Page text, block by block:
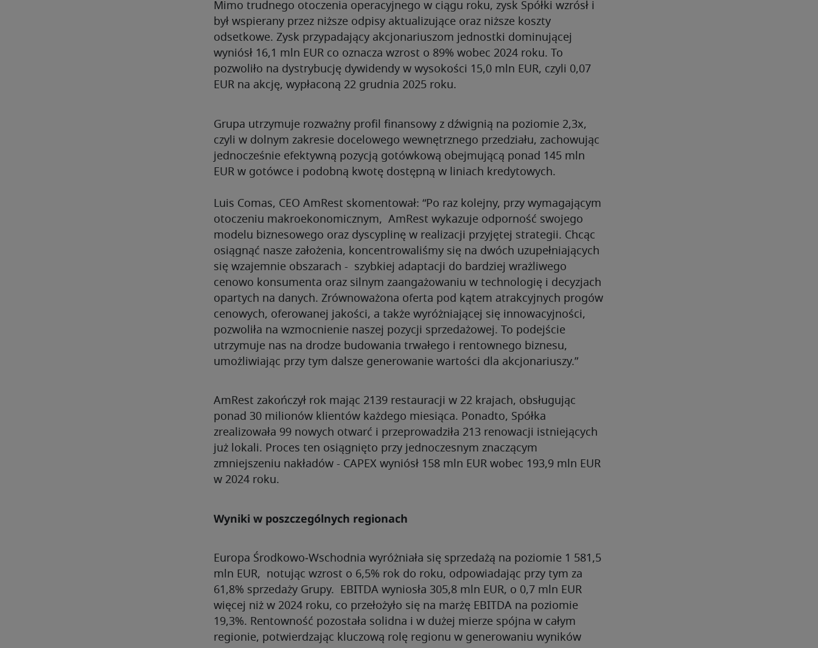
Mimo trudnego otoczenia operacyjnego w ciągu roku, zysk Spółki wzrósł i
był wspierany przez niższe odpisy aktualizujące oraz niższe koszty
odsetkowe. Zysk przypadający akcjonariuszom jednostki dominującej
wyniósł 16,1 mln EUR co oznacza wzrost o 89% wobec 2024 roku. To
pozwoliło na dystrybucję dywidendy w wysokości 15,0 mln EUR, czyli 0,07
EUR na akcję, wypłaconą 22 grudnia 2025 roku.
Grupa utrzymuje rozważny profil finansowy z dźwignią na poziomie 2,3x,
czyli w dolnym zakresie docelowego wewnętrznego przedziału, zachowując
jednocześnie efektywną pozycją gotówkową obejmującą ponad 145 mln
EUR w gotówce i podobną kwotę dostępną w liniach kredytowych.
Luis Comas, CEO AmRest skomentował: “Po raz kolejny, przy wymagającym
otoczeniu makroekonomicznym, AmRest wykazuje odporność swojego
modelu biznesowego oraz dyscyplinę w realizacji przyjętej strategii. Chcąc
osiągnąć nasze założenia, koncentrowaliśmy się na dwóch uzupełniających
się wzajemnie obszarach - szybkiej adaptacji do bardziej wrażliwego
cenowo konsumenta oraz silnym zaangażowaniu w technologię i decyzjach
opartych na danych. Zrównoważona oferta pod kątem atrakcyjnych progów
cenowych, oferowanej jakości, a także wyróżniającej się innowacyjności,
pozwoliła na wzmocnienie naszej pozycji sprzedażowej. To podejście
utrzymuje nas na drodze budowania trwałego i rentownego biznesu,
umożliwiając przy tym dalsze generowanie wartości dla akcjonariuszy.”
AmRest zakończył rok mając 2139 restauracji w 22 krajach, obsługując
ponad 30 milionów klientów każdego miesiąca. Ponadto, Spółka
zrealizowała 99 nowych otwarć i przeprowadziła 213 renowacji istniejących
już lokali. Proces ten osiągnięto przy jednoczesnym znaczącym
zmniejszeniu nakładów - CAPEX wyniósł 158 mln EUR wobec 193,9 mln EUR
w 2024 roku.
Wyniki w poszczególnych regionach
Europa Środkowo‑Wschodnia wyróżniała się sprzedażą na poziomie 1 581,5
mln EUR, notując wzrost o 6,5% rok do roku, odpowiadając przy tym za
61,8% sprzedaży Grupy. EBITDA wyniosła 305,8 mln EUR, o 0,7 mln EUR
więcej niż w 2024 roku, co przełożyło się na marżę EBITDA na poziomie
19,3%. Rentowność pozostała solidna i w dużej mierze spójna w całym
regionie, potwierdzając kluczową rolę regionu w generowaniu wyników